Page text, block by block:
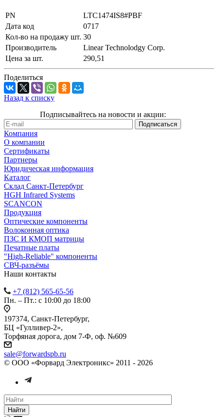
PN
LTC1474IS8#PBF
Дата код
0717
Кол-во на продажу шт. 30
Производитель
Linear Technolodgy Corp.
Цена за шт.
290,51
Поделиться
Назад к списку
Подписывайтесь на новости и акции:
Компания
О компании
Сертификаты
Партнеры
Юридическая информация
Каталог
Cклад Санкт-Петербург
HGH Infrared Systems
SCANCON
Продукция
Оптические компоненты
Волоконная оптика
ПЗС И КМОП матрицы
Печатные платы
"High-Reliable" компоненты
СВЧ-разъёмы
Наши контакты
+7 (812) 565-65-56
Пн. – Пт.: с 10:00 до 18:00
197374, Санкт-Петербург,
БЦ «Гулливер-2»,
Торфяная дорога, дом 7-Ф, оф. №609
sale@forwardspb.ru
© ООО «Форвард Электроникс» 2011 - 2026
Найти